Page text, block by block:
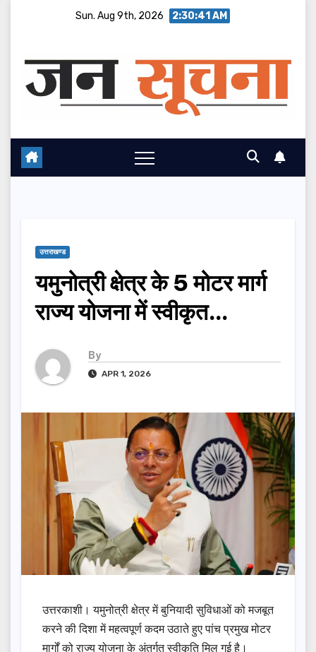
Sun. Aug 9th, 2026 2:30:42 AM
उत्तराखण्ड
यमुनोत्री क्षेत्र के 5 मोटर मार्ग
राज्य योजना में स्वीकृत…
By
APR 1, 2026
उत्तरकाशी। यमुनोत्री क्षेत्र में बुनियादी सुविधाओं को मजबूत
करने की दिशा में महत्वपूर्ण कदम उठाते हुए पांच प्रमुख मोटर
मार्गों को राज्य योजना के अंतर्गत स्वीकृति मिल गई है।